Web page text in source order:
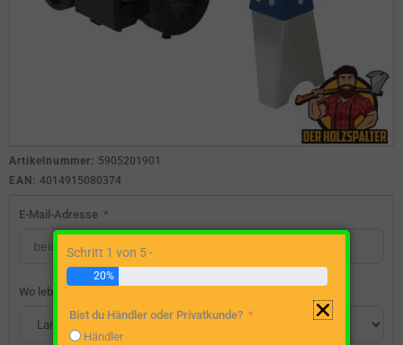
Artikelnummer: 5905201901
EAN: 4014915080374
E-Mail-Adresse
Wo lebst du?
Schritt 1 von 5 -
20%
Bist du Händler oder Privatkunde?
Händler